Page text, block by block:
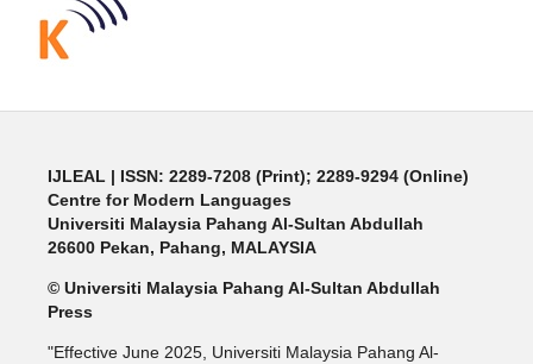
IJLEAL | ISSN: 2289-7208 (Print); 2289-9294 (Online)
Centre for Modern Languages
Universiti Malaysia Pahang Al-Sultan Abdullah
26600 Pekan, Pahang, MALAYSIA
© Universiti Malaysia Pahang Al-Sultan Abdullah
Press
"Effective June 2025, Universiti Malaysia Pahang Al-